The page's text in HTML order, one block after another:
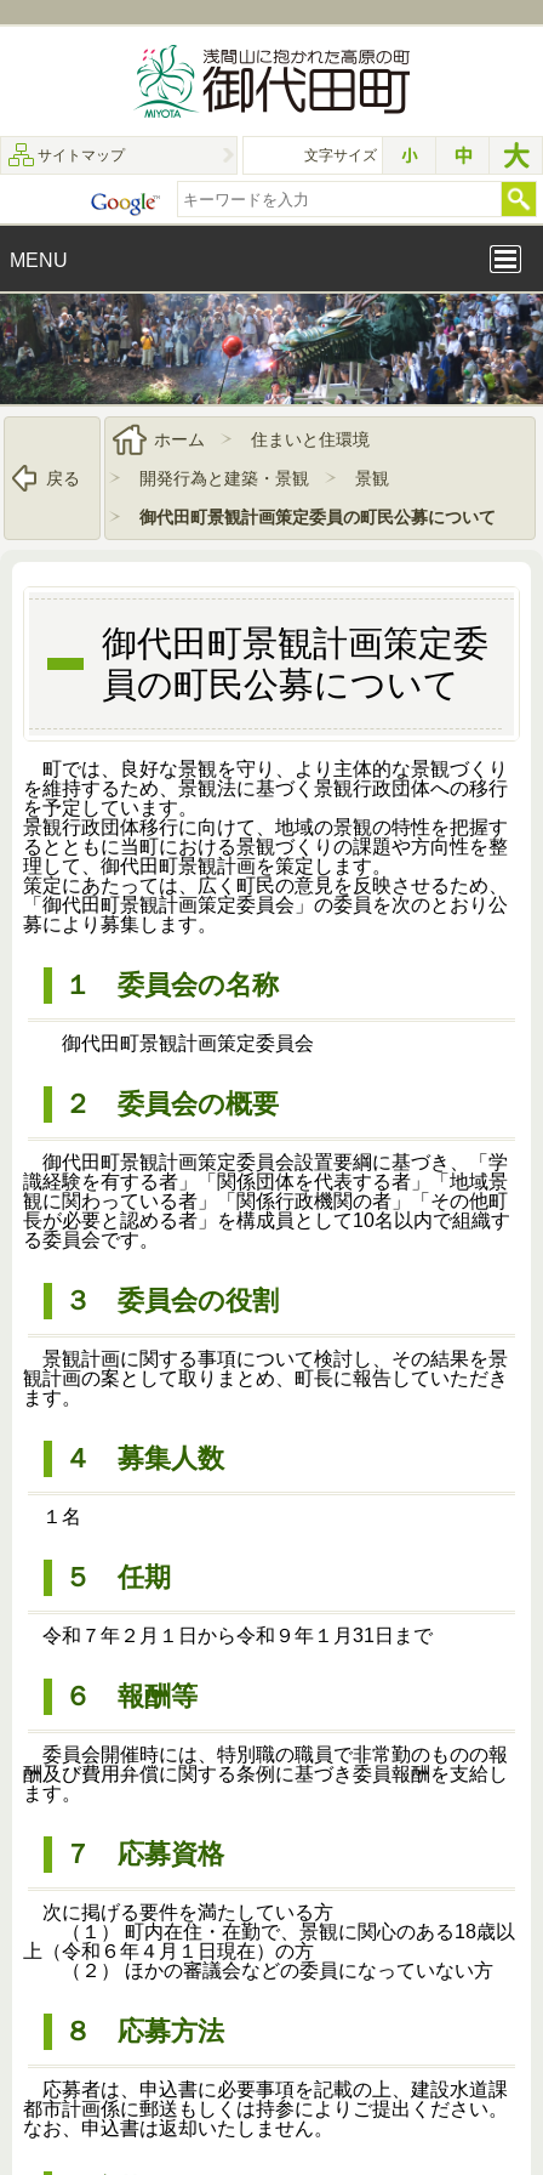
サイトマップ 文字サイズ
MENU
戻る
ホーム
住まいと住環境
開発行為と建築・景観
景観
御代田町景観計画策定委員の町民公募について
御代田町景観計画策定委
員の町民公募について
町では、良好な景観を守り、より主体的な景観づくり
を維持するため、景観法に基づく景観行政団体への移行
を予定しています。
景観行政団体移行に向けて、地域の景観の特性を把握す
るとともに当町における景観づくりの課題や方向性を整
理して、御代田町景観計画を策定します。
策定にあたっては、広く町民の意見を反映させるため、
「御代田町景観計画策定委員会」の委員を次のとおり公
募により募集します。
１ 委員会の名称
御代田町景観計画策定委員会
２ 委員会の概要
御代田町景観計画策定委員会設置要綱に基づき、「学
識経験を有する者」「関係団体を代表する者」「地域景
観に関わっている者」「関係行政機関の者」「その他町
長が必要と認める者」を構成員として10名以内で組織す
る委員会です。
３ 委員会の役割
景観計画に関する事項について検討し、その結果を景
観計画の案として取りまとめ、町長に報告していただき
ます。
４ 募集人数
１名
５ 任期
令和７年２月１日から令和９年１月31日まで
６ 報酬等
委員会開催時には、特別職の職員で非常勤のものの報
酬及び費用弁償に関する条例に基づき委員報酬を支給し
ます。
７ 応募資格
次に掲げる要件を満たしている方
（１） 町内在住・在勤で、景観に関心のある18歳以
上（令和６年４月１日現在）の方
（２） ほかの審議会などの委員になっていない方
８ 応募方法
応募者は、申込書に必要事項を記載の上、建設水道課
都市計画係に郵送もしくは持参によりご提出ください。
なお、申込書は返却いたしません。